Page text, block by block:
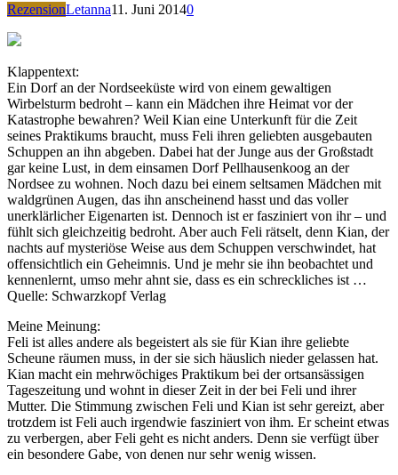
RezensionLetanna11. Juni 20140
Klappentext:
Ein Dorf an der Nordseeküste wird von einem gewaltigen
Wirbelsturm bedroht – kann ein Mädchen ihre Heimat vor der
Katastrophe bewahren? Weil Kian eine Unterkunft für die Zeit
seines Praktikums braucht, muss Feli ihren geliebten ausgebauten
Schuppen an ihn abgeben. Dabei hat der Junge aus der Großstadt
gar keine Lust, in dem einsamen Dorf Pellhausenkoog an der
Nordsee zu wohnen. Noch dazu bei einem seltsamen Mädchen mit
waldgrünen Augen, das ihn anscheinend hasst und das voller
unerklärlicher Eigenarten ist. Dennoch ist er fasziniert von ihr – und
fühlt sich gleichzeitig bedroht. Aber auch Feli rätselt, denn Kian, der
nachts auf mysteriöse Weise aus dem Schuppen verschwindet, hat
offensichtlich ein Geheimnis. Und je mehr sie ihn beobachtet und
kennenlernt, umso mehr ahnt sie, dass es ein schreckliches ist …
Quelle: Schwarzkopf Verlag
Meine Meinung:
Feli ist alles andere als begeistert als sie für Kian ihre geliebte
Scheune räumen muss, in der sie sich häuslich nieder gelassen hat.
Kian macht ein mehrwöchiges Praktikum bei der ortsansässigen
Tageszeitung und wohnt in dieser Zeit in der bei Feli und ihrer
Mutter. Die Stimmung zwischen Feli und Kian ist sehr gereizt, aber
trotzdem ist Feli auch irgendwie fasziniert von ihm. Er scheint etwas
zu verbergen, aber Feli geht es nicht anders. Denn sie verfügt über
ein besondere Gabe, von denen nur sehr wenig wissen.